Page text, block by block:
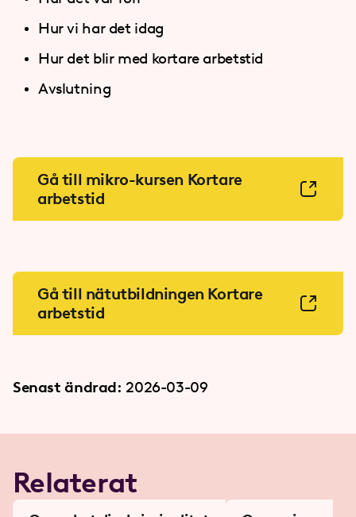
Hur vi har det idag
Hur det blir med kortare arbetstid
Avslutning
Gå till mikro-kursen Kortare
arbetstid
Gå till nätutbildningen Kortare
arbetstid
Senast ändrad: 2026-03-09
Relaterat